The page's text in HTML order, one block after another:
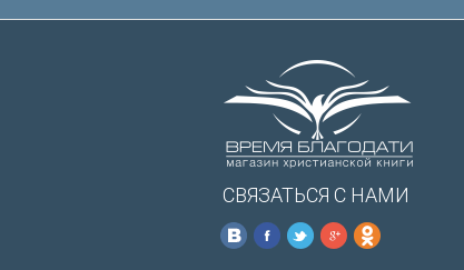
СВЯЗАТЬСЯ С НАМИ